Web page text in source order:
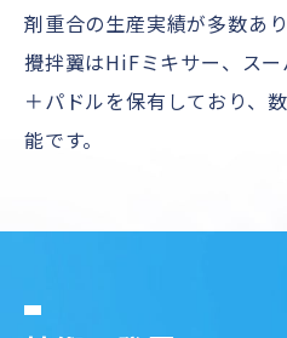
剤重合の生産実績が多数あり
攪拌翼はHiFミキサー、ス
＋パドルを保有しており、
能です。